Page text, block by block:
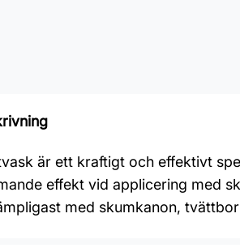
är ett kraftigt och effektivt
effekt vid applicering med
med skumkanon,